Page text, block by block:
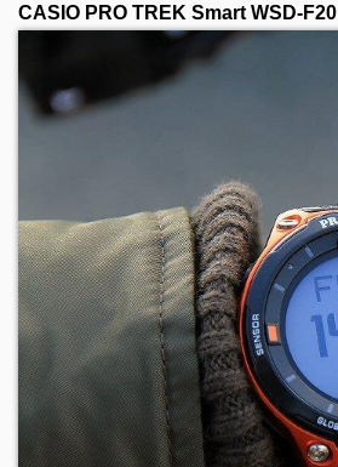
CASIO PRO TREK Smart WSD-F20